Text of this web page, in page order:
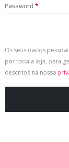
Password *
Os seus dados
por toda a loja, para
descritos na nossa